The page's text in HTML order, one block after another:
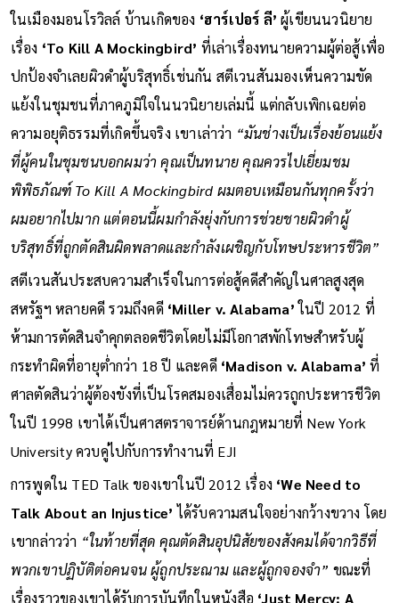
ในเมืองมอนโรวิลล์ บ้านเกิดของ ‘ฮาร์เปอร์ ลี’ ผู้เขียนนวนิยาย
เรื่อง ‘To Kill A Mockingbird’ ที่เล่าเรื่องทนายความผู้ต่อสู้เพื่อ
ปกป้องจำเลยผิวดำผู้บริสุทธิ์เช่นกัน สตีเวนสันมองเห็นความขัด
แย้งในชุมชนที่ภาคภูมิใจในนวนิยายเล่มนี้ แต่กลับเพิกเฉยต่อ
ความอยุติธรรมที่เกิดขึ้นจริง เขาเล่าว่า “มันช่างเป็นเรื่องย้อนแย้ง
ที่ผู้คนในชุมชนบอกผมว่า คุณเป็นทนาย คุณควรไปเยี่ยมชม
พิพิธภัณฑ์ To Kill A Mockingbird ผมตอบเหมือนกันทุกครั้งว่า
ผมอยากไปมาก แต่ตอนนี้ผมกำลังยุ่งกับการช่วยชายผิวดำผู้
บริสุทธิ์ที่ถูกตัดสินผิดพลาดและกำลังเผชิญกับโทษประหารชีวิต”
สตีเวนสันประสบความสำเร็จในการต่อสู้คดีสำคัญในศาลสูงสุด
สหรัฐฯ หลายคดี รวมถึงคดี ‘Miller v. Alabama’ในปี 2012 ที่
ห้ามการตัดสินจำคุกตลอดชีวิตโดยไม่มีโอกาสพักโทษสำหรับผู้
กระทำผิดที่อายุต่ำกว่า 18 ปี และคดี ‘Madison v. Alabama’ ที่
ศาลตัดสินว่าผู้ต้องขังที่เป็นโรคสมองเสื่อมไม่ควรถูกประหารชีวิต
ในปี 1998 เขาได้เป็นศาสตราจารย์ด้านกฎหมายที่ New York
University ควบคู่ไปกับการทำงานที่ EJI
การพูดใน TED Talk ของเขาในปี 2012 เรื่อง ‘We Need to
Talk About an Injustice’ ได้รับความสนใจอย่างกว้างขวาง โดย
เขากล่าวว่า “ในท้ายที่สุด คุณตัดสินอุปนิสัยของสังคมได้จากวิธีที่
พวกเขาปฏิบัติต่อคนจน ผู้ถูกประณาม และผู้ถูกจองจำ” ขณะที่
เรื่องราวของเขาได้รับการบันทึกในหนังสือ ‘Just Mercy: A